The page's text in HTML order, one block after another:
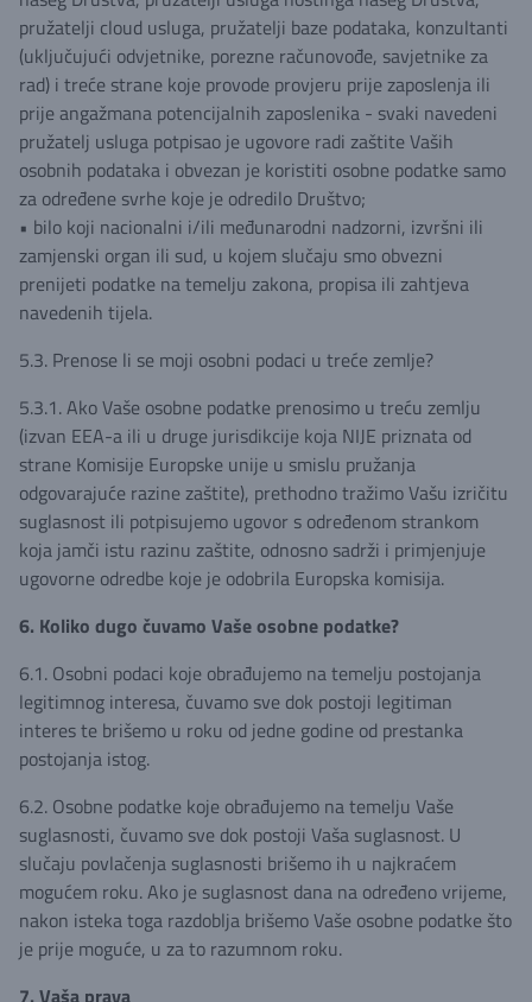
pružatelji cloud usluga, pružatelji baze podataka, konzultanti
(uključujući odvjetnike, porezne računovođe, savjetnike za
rad) i treće strane koje provode provjeru prije zaposlenja ili
prije angažmana potencijalnih zaposlenika - svaki navedeni
pružatelj usluga potpisao je ugovore radi zaštite Vaših
osobnih podataka i obvezan je koristiti osobne podatke samo
za određene svrhe koje je odredilo Društvo;
• bilo koji nacionalni i/ili međunarodni nadzorni, izvršni ili
zamjenski organ ili sud, u kojem slučaju smo obvezni
prenijeti podatke na temelju zakona, propisa ili zahtjeva
navedenih tijela.
5.3. Prenose li se moji osobni podaci u treće zemlje?
5.3.1. Ako Vaše osobne podatke prenosimo u treću zemlju
(izvan EEA-a ili u druge jurisdikcije koja NIJE priznata od
strane Komisije Europske unije u smislu pružanja
odgovarajuće razine zaštite), prethodno tražimo Vašu izričitu
suglasnost ili potpisujemo ugovor s određenom strankom
koja jamči istu razinu zaštite, odnosno sadrži i primjenjuje
ugovorne odredbe koje je odobrila Europska komisija.
6. Koliko dugo čuvamo Vaše osobne podatke?
6.1. Osobni podaci koje obrađujemo na temelju postojanja
legitimnog interesa, čuvamo sve dok postoji legitiman
interes te brišemo u roku od jedne godine od prestanka
postojanja istog.
6.2. Osobne podatke koje obrađujemo na temelju Vaše
suglasnosti, čuvamo sve dok postoji Vaša suglasnost. U
slučaju povlačenja suglasnosti brišemo ih u najkraćem
mogućem roku. Ako je suglasnost dana na određeno vrijeme,
nakon isteka toga razdoblja brišemo Vaše osobne podatke što
je prije moguće, u za to razumnom roku.
7. Vaša prava